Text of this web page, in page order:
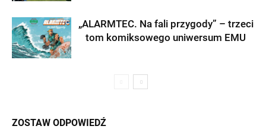
„ALARMTEC. Na fali przygody” – trzeci
tom komiksowego uniwersum EMU
ZOSTAW ODPOWIEDŹ